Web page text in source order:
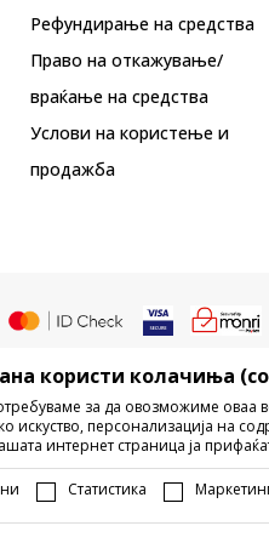
Рефундирање на средства
Право на откажување/
враќање на средства
Услови на користење и
продажба
превземање или
комерцијални содржини,
да бидеме што попрецизни
се комплетни и без грешка.
достапни во секој момент.
користи колачиња
за да овозможиме оваа
искуство, персонализација на
интернет страница ја
Статистика